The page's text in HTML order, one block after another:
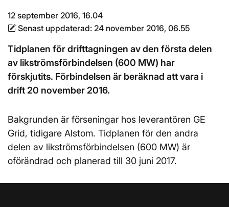
12 september 2016, 16.04
Senast uppdaterad: 24 november 2016, 06.55
Tidplanen för drifttagningen av den första delen
av likströmsförbindelsen (600 MW) har
förskjutits. Förbindelsen är beräknad att vara i
drift 20 november 2016.
Bakgrunden är förseningar hos leverantören GE
Grid, tidigare Alstom. Tidplanen för den andra
delen av likströmsförbindelsen (600 MW) är
oförändrad och planerad till 30 juni 2017.